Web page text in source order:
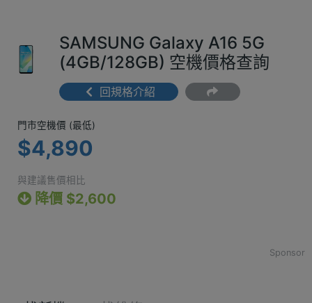
SAMSUNG Galaxy A16 5G
(4GB/128GB) 空機價格查詢
回規格介紹
門市空機價 (最低) $4,890
門市空機價 (最低)
$4,890
與建議售價相比
降價 $2,600
Sponsor